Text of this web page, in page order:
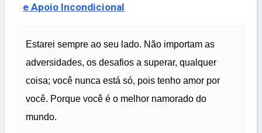
e Apoio Incondicional
Estarei sempre ao seu lado. Não importam as
adversidades, os desafios a superar, qualquer
coisa; você nunca está só, pois tenho amor por
você. Porque você é o melhor namorado do
mundo.